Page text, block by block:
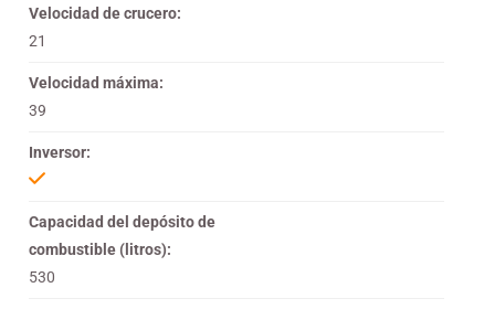
Velocidad de crucero:
21
Velocidad máxima:
39
Inversor:
Capacidad del depósito de
combustible (litros):
530